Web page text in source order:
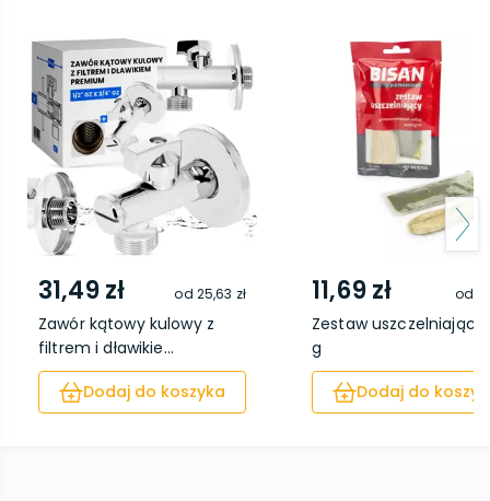
31,49 zł od 25,63 zł
Zawór kątowy kulowy z
filtrem i dławikie...
Dodaj do koszyka
11,69 zł od
Zestaw uszczelniający
g
Dodaj do